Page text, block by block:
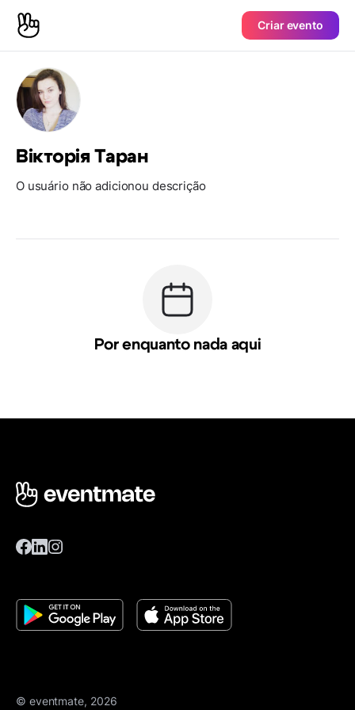
Criar evento
Вікторія Таран
O usuário não adicionou descrição
Por enquanto nada aqui
© eventmate, 2026